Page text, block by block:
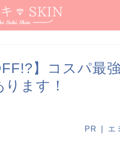
】コスパ最
ます！
PR ❘ エ